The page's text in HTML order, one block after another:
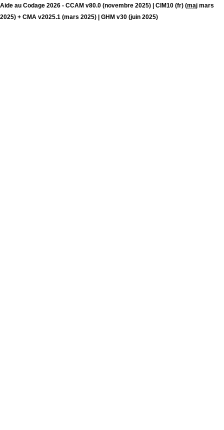
Aide au Codage 2026 - CCAM v80.0 (novembre 2025) | CIM10 (fr) (maj mars
2025) + CMA v2025.1 (mars 2025) | GHM v30 (juin 2025)